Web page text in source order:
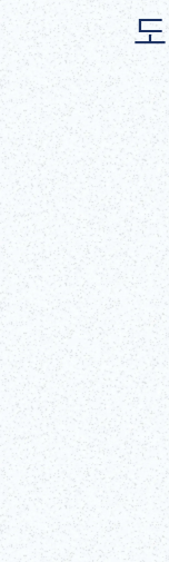
FRANÇAIS
이케부쿠로
시
teamLab "Floating
Root, the Garden and
운영하면서 설치미술
이나 모션 캡처 등 최첨
근에는 장르를 초월한
광명소로서 널리 인정받
자세히 알아보기